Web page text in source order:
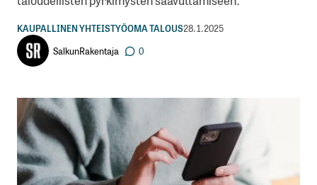
KAUPALLINEN YHTEISTYÖOMA TALOUS28.1.2025
SalkunRakentaja
0